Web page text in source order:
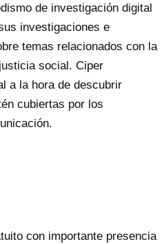
de investigación digital
investigaciones e
temas relacionados con la
social. Ciper
a la hora de descubrir
cubiertas por los
con importante presencia